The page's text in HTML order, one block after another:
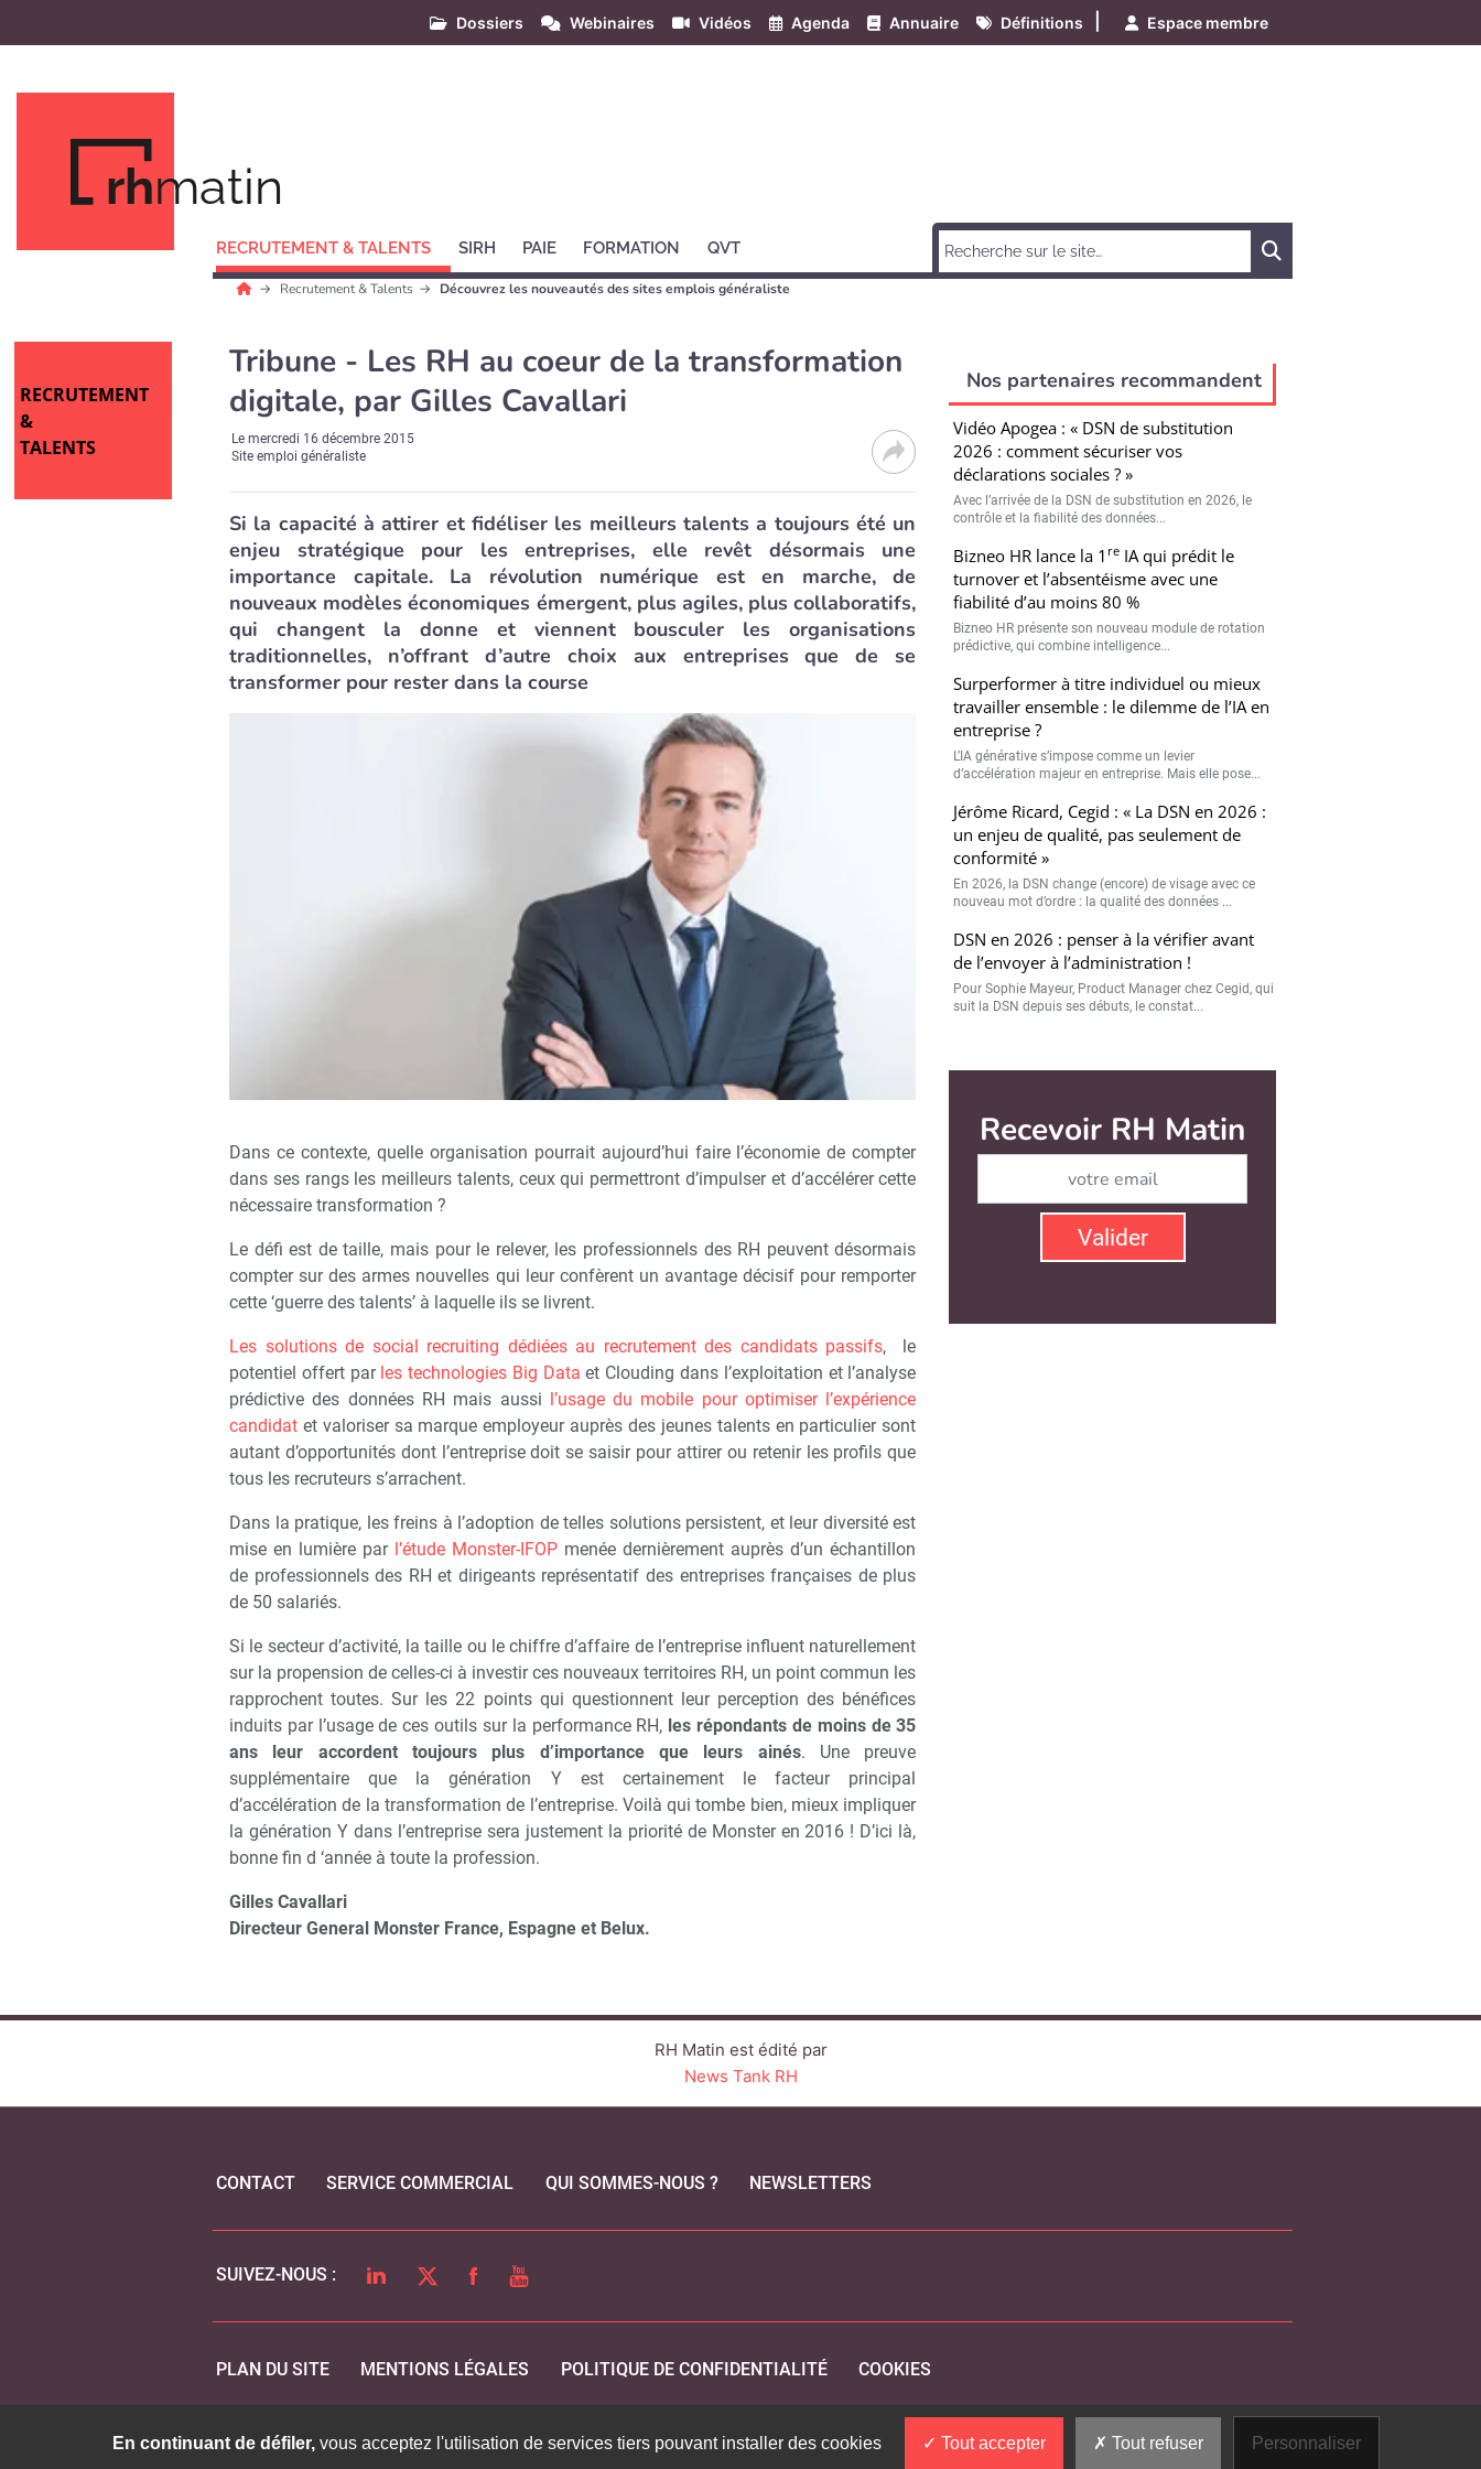
Dossiers Webinaires Vidéos Agenda Annuaire Définitions Espace membre
rhmatin
RECRUTEMENT & TALENTS SIRH PAIE FORMATION QVT
Recrutement & Talents Découvrez les nouveautés des sites emplois généraliste
RECRUTEMENT
&
TALENTS
Tribune - Les RH au coeur de la transformation
digitale, par Gilles Cavallari
Lemercredi 16 décembre 2015
Site emploi généraliste
Si la capacité à attirer et fidéliser les meilleurs talents a toujours été un
enjeu stratégique pour les entreprises, elle revêt désormais une
importance capitale. La révolution numérique est en marche, de
nouveaux modèles économiques émergent, plus agiles, plus collaboratifs,
qui changent la donne et viennent bousculer les organisations
traditionnelles, n’offrant d’autre choix aux entreprises que de se
transformer pour rester dans la course
Dans ce contexte, quelle organisation pourrait aujourd’hui faire l’économie de compter
dans ses rangs les meilleurs talents, ceux qui permettront d’impulser et d’accélérer cette
nécessaire transformation ?
Le défi est de taille, mais pour le relever, les professionnels des RH peuvent désormais
compter sur des armes nouvelles qui leur confèrent un avantage décisif pour remporter
cette ‘guerre des talents’ à laquelle ils se livrent.
Les solutions de social recruiting dédiées au recrutement des candidats passifs, le
potentiel offert par les technologies Big Data et Clouding dans l’exploitation et l’analyse
prédictive des données RH mais aussi l’usage du mobile pour optimiser l’expérience
candidat et valoriser sa marque employeur auprès des jeunes talents en particulier sont
autant d’opportunités dont l’entreprise doit se saisir pour attirer ou retenir les profils que
tous les recruteurs s’arrachent.
Dans la pratique, les freins à l’adoption de telles solutions persistent, et leur diversité est
mise en lumière par l’étude Monster-IFOP menée dernièrement auprès d’un échantillon
de professionnels des RH et dirigeants représentatif des entreprises françaises de plus
de 50 salariés.
Si le secteur d’activité, la taille ou le chiffre d’affaire de l’entreprise influent naturellement
sur la propension de celles-ci à investir ces nouveaux territoires RH, un point commun les
rapprochent toutes. Sur les 22 points qui questionnent leur perception des bénéfices
induits par l’usage de ces outils sur la performance RH, les répondants de moins de 35
ans leur accordent toujours plus d’importance que leurs ainés. Une preuve
supplémentaire que la génération Y est certainement le facteur principal
d’accélération de la transformation de l’entreprise. Voilà qui tombe bien, mieux impliquer
la génération Y dans l’entreprise sera justement la priorité de Monster en 2016 ! D’ici là,
bonne fin d ‘année à toute la profession.
Gilles Cavallari
Directeur General Monster France, Espagne et Belux.
Nos partenaires recommandent
Vidéo Apogea : « DSN de substitution
2026 : comment sécuriser vos
déclarations sociales ? »
Avec l’arrivée de la DSN de substitution en 2026, le
contrôle et la fiabilité des données...
Bizneo HR lance la 1 reIA qui prédit le
turnover et l’absentéisme avec une
fiabilité d’au moins 80 %
Bizneo HR présente son nouveau module de rotation
prédictive, qui combine intelligence...
Surperformer à titre individuel ou mieux
travailler ensemble : le dilemme de l’IA en
entreprise ?
L’IA générative s’impose comme un levier
d’accélération majeur en entreprise. Mais elle pose...
Jérôme Ricard, Cegid : « La DSN en 2026 :
un enjeu de qualité, pas seulement de
conformité »
En 2026, la DSN change (encore) de visage avec ce
nouveau mot d’ordre : la qualité des données ...
DSN en 2026 : penser à la vérifier avant
de l’envoyer à l’administration !
Pour Sophie Mayeur, Product Manager chez Cegid, qui
suit la DSN depuis ses débuts, le constat...
Recevoir RH Matin
Valider
RH Matin est édité par
News Tank RH
CONTACT SERVICE COMMERCIAL QUI SOMMES-NOUS ? NEWSLETTERS
SUIVEZ-NOUS : LINKEDINTWITTERFACEBOOK
YOUTUBE
PLAN DU SITE MENTIONS LÉGALES POLITIQUE DE CONFIDENTIALITÉ COOKIES
En continuant de défiler, vous acceptez l'utilisation de services tiers pouvant installer des cookies Tout accepter Tout refuser Personnaliser